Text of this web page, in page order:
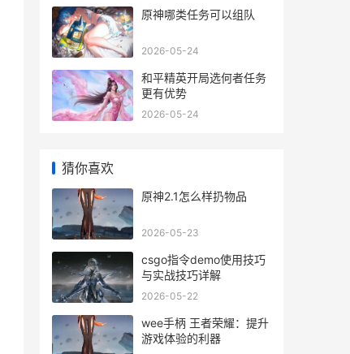
原神哪类任务可以组队
2026-05-24
和平精英开局选何者任务
更有优势
2026-05-24
猜你喜欢
原神2.1怎么样扔物品
2026-05-23
csgo指令demo使用技巧
与实战技巧详解
2026-05-22
wee手柄 王者荣耀：提升
游戏体验的利器